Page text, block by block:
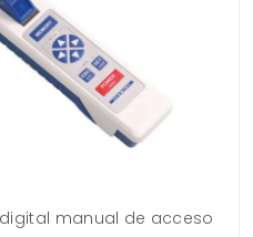
digital manual de acceso